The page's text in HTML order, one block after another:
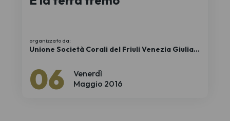
Venerdì
06 Maggio 2016
organizzato da:
Unione Società Corali del Friuli Venezia Giulia